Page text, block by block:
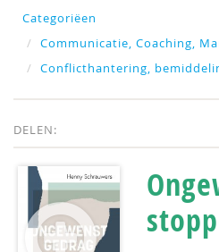
Categoriëen
Communicatie, Coaching,
Conflicthantering,
DELEN: